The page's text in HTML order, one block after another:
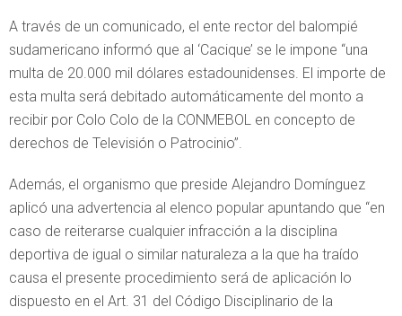
A través de un comunicado, el ente rector del balompié
sudamericano informó que al ‘Cacique’ se le impone “una
multa de 20.000 mil dólares estadounidenses. El importe de
esta multa será debitado automáticamente del monto a
recibir por Colo Colo de la CONMEBOL en concepto de
derechos de Televisión o Patrocinio”.
Además, el organismo que preside Alejandro Domínguez
aplicó una advertencia al elenco popular apuntando que “en
caso de reiterarse cualquier infracción a la disciplina
deportiva de igual o similar naturaleza a la que ha traído
causa el presente procedimiento será de aplicación lo
dispuesto en el Art. 31 del Código Disciplinario de la